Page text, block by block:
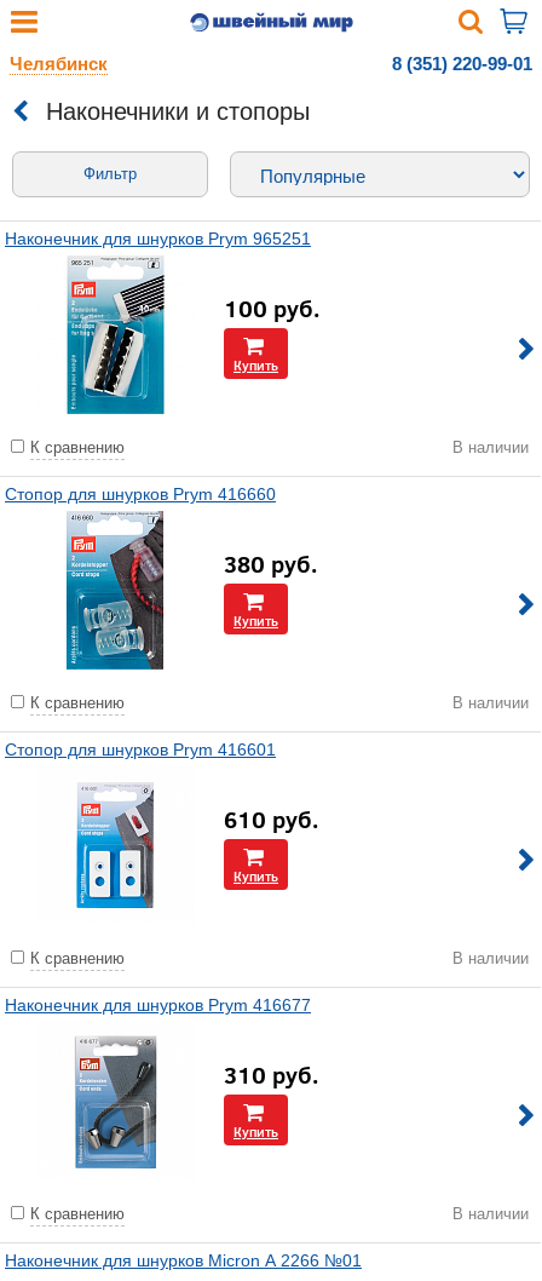
Челябинск 8 (351) 220-99-01
Наконечники и стопоры
Фильтр
Наконечник для шнурков Prym 965251
100 руб.
Купить
К сравнению В наличии
Стопор для шнурков Prym 416660
380 руб.
Купить
К сравнению В наличии
Стопор для шнурков Prym 416601
610 руб.
Купить
К сравнению В наличии
Наконечник для шнурков Prym 416677
310 руб.
Купить
К сравнению В наличии
Наконечник для шнурков Micron А 2266 №01